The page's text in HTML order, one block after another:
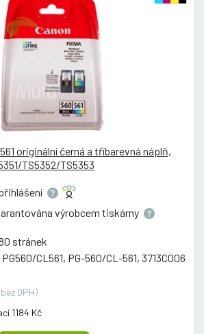
originální černá a tříbarevná náplň,
TS5352/TS5353
výrobcem tiskárny
stránek
PG560/CL561, PG-560/CL-561, 3713C006
DPH)
1184 Kč